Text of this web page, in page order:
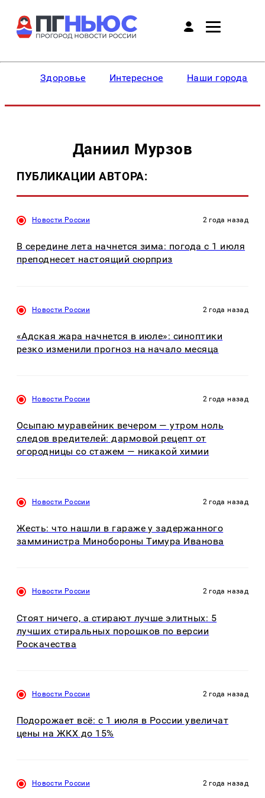
Здоровье Интересное Наши города
Даниил Мурзов
ПУБЛИКАЦИИ АВТОРА:
Новости России 2 года назад
В середине лета начнется зима: погода с 1 июля
преподнесет настоящий сюрприз
Новости России 2 года назад
«Адская жара начнется в июле»: синоптики
резко изменили прогноз на начало месяца
Новости России 2 года назад
Осыпаю муравейник вечером — утром ноль
следов вредителей: дармовой рецепт от
огородницы со стажем — никакой химии
Новости России 2 года назад
Жесть: что нашли в гараже у задержанного
замминистра Минобороны Тимура Иванова
Новости России 2 года назад
Стоят ничего, а стирают лучше элитных: 5
лучших стиральных порошков по версии
Роскачества
Новости России 2 года назад
Подорожает всё: с 1 июля в России увеличат
цены на ЖКХ до 15%
Новости России 2 года назад